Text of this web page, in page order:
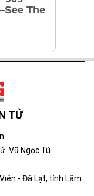
TỬ
Vũ Ngọc Tú
- Đà Lạt, tỉnh Lâm